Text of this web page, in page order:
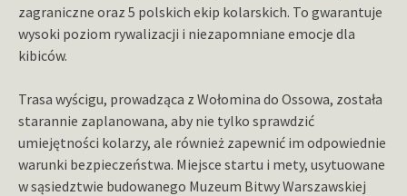
zagraniczne oraz 5 polskich ekip kolarskich. To gwarantuje
wysoki poziom rywalizacji i niezapomniane emocje dla
kibiców.
Trasa wyścigu, prowadząca z Wołomina do Ossowa, została
starannie zaplanowana, aby nie tylko sprawdzić
umiejętności kolarzy, ale również zapewnić im odpowiednie
warunki bezpieczeństwa. Miejsce startu i mety, usytuowane
w sąsiedztwie budowanego Muzeum Bitwy Warszawskiej